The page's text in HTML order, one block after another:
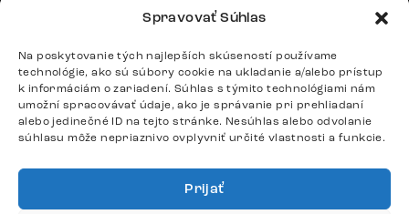
Spravovať Súhlas
Na poskytovanie tých najlepších skúseností používame
technológie, ako sú súbory cookie na ukladanie a/alebo prístup
k informáciám o zariadení. Súhlas s týmito technológiami nám
umožní spracovávať údaje, ako je správanie pri prehliadaní
alebo jedinečné ID na tejto stránke. Nesúhlas alebo odvolanie
súhlasu môže nepriaznivo ovplyvniť určité vlastnosti a funkcie.
Prijať
Stoly
DÔLEŽITÉ ODKAZY